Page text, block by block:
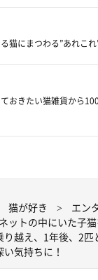
に取材し、了承の
であり、現在と異な
さんご自身の表現
猫にまつわる”あれこ
おきたい猫雑貨から
猫が好き エン
ットの中にいた子
り越え、1年後、2匹
気持ちに！